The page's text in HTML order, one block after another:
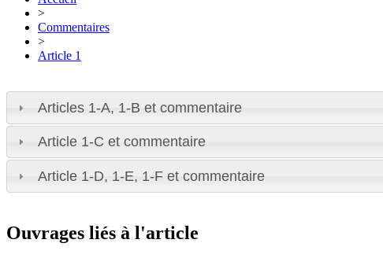
>
Commentaires
>
Article 1
Articles 1-A, 1-B et commentaire
Article 1-C et commentaire
Article 1-D, 1-E, 1-F et commentaire
Ouvrages liés à l'article